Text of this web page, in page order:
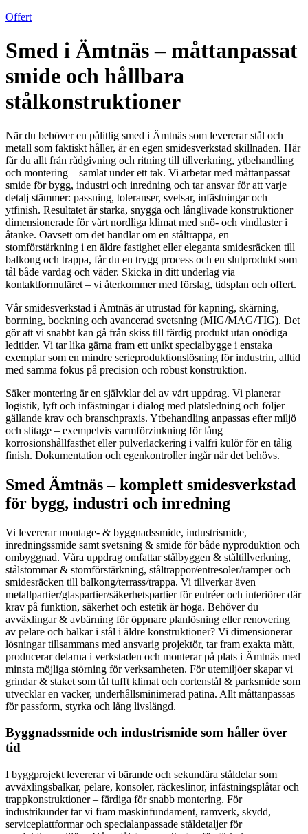
Offert
Smed i Ämtnäs – måttanpassat
smide och hållbara
stålkonstruktioner
När du behöver en pålitlig smed i Ämtnäs som levererar stål och
metall som faktiskt håller, är en egen smidesverkstad skillnaden. Här
får du allt från rådgivning och ritning till tillverkning, ytbehandling
och montering – samlat under ett tak. Vi arbetar med måttanpassat
smide för bygg, industri och inredning och tar ansvar för att varje
detalj stämmer: passning, toleranser, svetsar, infästningar och
ytfinish. Resultatet är starka, snygga och långlivade konstruktioner
dimensionerade för vårt nordliga klimat med snö- och vindlaster i
åtanke. Oavsett om det handlar om en ståltrappa, en
stomförstärkning i en äldre fastighet eller eleganta smidesräcken till
balkong och trappa, får du en trygg process och en slutprodukt som
tål både vardag och väder. Skicka in ditt underlag via
kontaktformuläret – vi återkommer med förslag, tidsplan och offert.
Vår smidesverkstad i Ämtnäs är utrustad för kapning, skärning,
borrning, bockning och avancerad svetsning (MIG/MAG/TIG). Det
gör att vi snabbt kan gå från skiss till färdig produkt utan onödiga
ledtider. Vi tar lika gärna fram ett unikt specialbygge i enstaka
exemplar som en mindre serieproduktionslösning för industrin, alltid
med samma fokus på precision och robust konstruktion.
Säker montering är en självklar del av vårt uppdrag. Vi planerar
logistik, lyft och infästningar i dialog med platsledning och följer
gällande krav och branschpraxis. Ytbehandling anpassas efter miljö
och slitage – exempelvis varmförzinkning för lång
korrosionshållfasthet eller pulverlackering i valfri kulör för en tålig
finish. Dokumentation och egenkontroller ingår när det behövs.
Smed Ämtnäs – komplett smidesverkstad
för bygg, industri och inredning
Vi levererar montage- & byggnadssmide, industrismide,
inredningssmide samt svetsning & smide för både nyproduktion och
ombyggnad. Våra uppdrag omfattar stålbyggen & ståltillverkning,
stålstommar & stomförstärkning, ståltrappor/entresoler/ramper och
smidesräcken till balkong/terrass/trappa. Vi tillverkar även
metallpartier/glaspartier/säkerhetspartier för entréer och interiörer där
krav på funktion, säkerhet och estetik är höga. Behöver du
avväxlingar & avbärning för öppnare planlösning eller renovering
av pelare och balkar i stål i äldre konstruktioner? Vi dimensionerar
lösningar tillsammans med ansvarig projektör, tar fram exakta mått,
producerar delarna i verkstaden och monterar på plats i Ämtnäs med
minsta möjliga störning för verksamheten. För utemiljöer skapar vi
grindar & staket som tål tufft klimat och cortenstål & parksmide som
utvecklar en vacker, underhållsminimerad patina. Allt måttanpassas
för passform, styrka och lång livslängd.
Byggnadssmide och industrismide som håller över
tid
I byggprojekt levererar vi bärande och sekundära ståldelar som
avväxlingsbalkar, pelare, konsoler, räckeslinor, infästningsplåtar och
trappkonstruktioner – färdiga för snabb montering. För
industrikunder tar vi fram maskinfundament, ramverk, skydd,
serviceplattformar och specialanpassade ståldetaljer för